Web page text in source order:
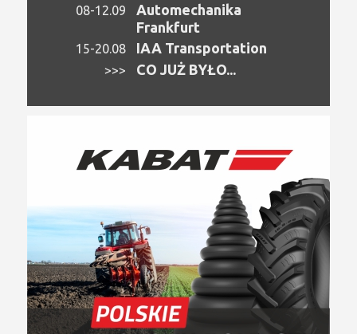
08-12.09
Automechanika
Frankfurt
15-20.08 IAA Transportation
>>> CO JUŻ BYŁO...